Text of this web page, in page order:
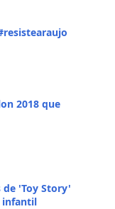
2018 que
de 'Toy Story'
infantil